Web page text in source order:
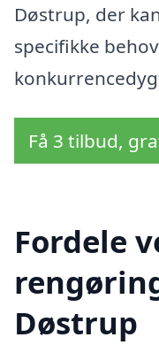
Døstrup, der
specifikke
Få 3 tilbud,
Fordele
Døstrup